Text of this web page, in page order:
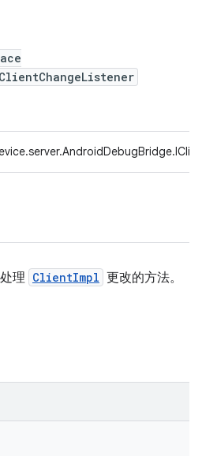
理 ClientImpl 更改的方法。